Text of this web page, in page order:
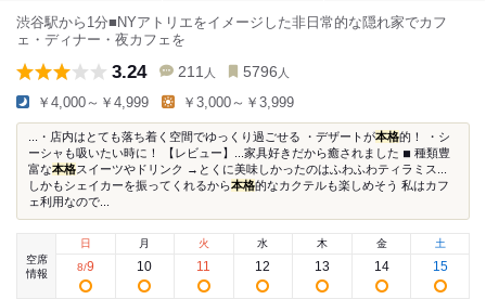
渋谷駅から1分■NYアトリエをイメージした非日常的な隠れ家でカフ
ェ・ディナー・夜カフェを
3.24 211 人 5796 人
￥4,000～￥4,999 ￥3,000～￥3,999
...・店内はとても落ち着く空間でゆっくり過ごせる ・デザートが本格的！ ・シ
ーシャも吸いたい時に！ 【レビュー】...家具好きだから癒されました ◾︎ 種類豊
富な本格スイーツやドリンク →とくに美味しかったのはふわふわティラミス...
しかもシェイカーを振ってくれるから本格的なカクテルも楽しめそう 私はカフ
ェ利用なので...
空席
情報
日
8/9
月
10
火
11
水
12
木
13
金
14
土
15